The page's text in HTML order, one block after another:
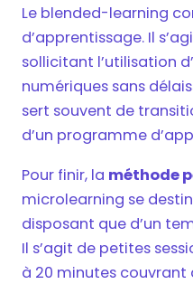
Le blended-learning
d’apprentissage. Il
sollicitant l’utilisation
numériques sans
sert souvent de
d’un programme
Pour finir, la méthode
microlearning se
disposant que d’un
Il s’agit de petites
à 20 minutes couvrant